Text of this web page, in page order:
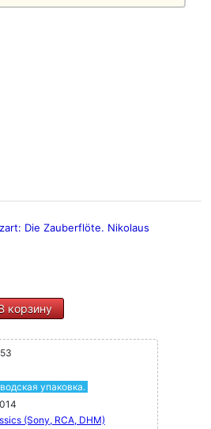
Die Zauberflöte. Nikolaus
корзину
упаковка.
(Sony, RCA, DHM)